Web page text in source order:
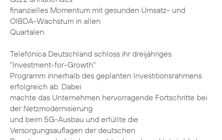
finanzielles Momentum mit gesunden Umsatz- und
OIBDA-Wachstum in allen
Quartalen.
Telefónica Deutschland schloss ihr dreijähriges
"Investment-for-Growth"
Programm innerhalb des geplanten Investitionsrahmens
erfolgreich ab. Dabei
machte das Unternehmen hervorragende Fortschritte bei
der Netzmodernisierung
und beim 5G-Ausbau und erfüllte die
Versorgungsauflagen der deutschen